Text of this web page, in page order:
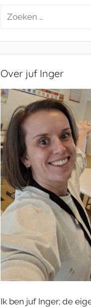
Zoeken
Over juf Inger
Ik ben juf Inger; de